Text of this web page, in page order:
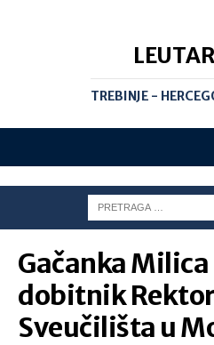
TREBINJE -
Gačanka
dobitnik
Sveučilišta u